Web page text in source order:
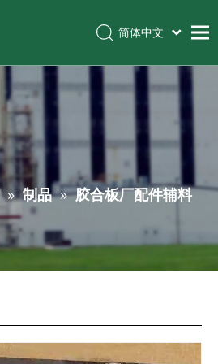
简体中文
Español
» 制品 » 胶合板厂配件辅料